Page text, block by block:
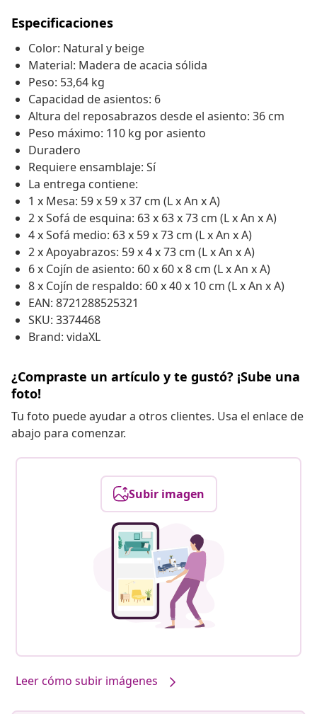
Especificaciones
Color: Natural y beige
Material: Madera de acacia sólida
Peso: 53,64 kg
Capacidad de asientos: 6
Altura del reposabrazos desde el asiento: 36 cm
Peso máximo: 110 kg por asiento
Duradero
Requiere ensamblaje: Sí
La entrega contiene:
1 x Mesa: 59 x 59 x 37 cm (L x An x A)
2 x Sofá de esquina: 63 x 63 x 73 cm (L x An x A)
4 x Sofá medio: 63 x 59 x 73 cm (L x An x A)
2 x Apoyabrazos: 59 x 4 x 73 cm (L x An x A)
6 x Cojín de asiento: 60 x 60 x 8 cm (L x An x A)
8 x Cojín de respaldo: 60 x 40 x 10 cm (L x An x A)
EAN: 8721288525321
SKU: 3374468
Brand: vidaXL
¿Compraste un artículo y te gustó? ¡Sube una
foto!
Tu foto puede ayudar a otros clientes. Usa el enlace de
abajo para comenzar.
Subir imagen
Leer cómo subir imágenes